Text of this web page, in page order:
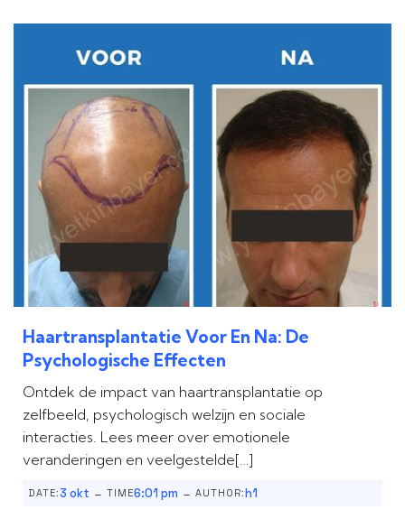
Haartransplantatie Voor En Na: De
Psychologische Effecten
Ontdek de impact van haartransplantatie op
zelfbeeld, psychologisch welzijn en sociale
interacties. Lees meer over emotionele
veranderingen en veelgestelde[…]
DATE:3 okt - TIME6:01 pm - AUTHOR:h1